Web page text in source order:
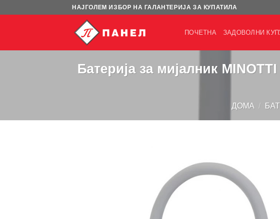
НАЈГОЛЕМ ИЗБОР НА ГАЛАНТЕРИЈА ЗА КУПАТИЛА
ПОЧЕТНА ЗАДОВОЛНИ
Батерија за мијалник
ДОМА /